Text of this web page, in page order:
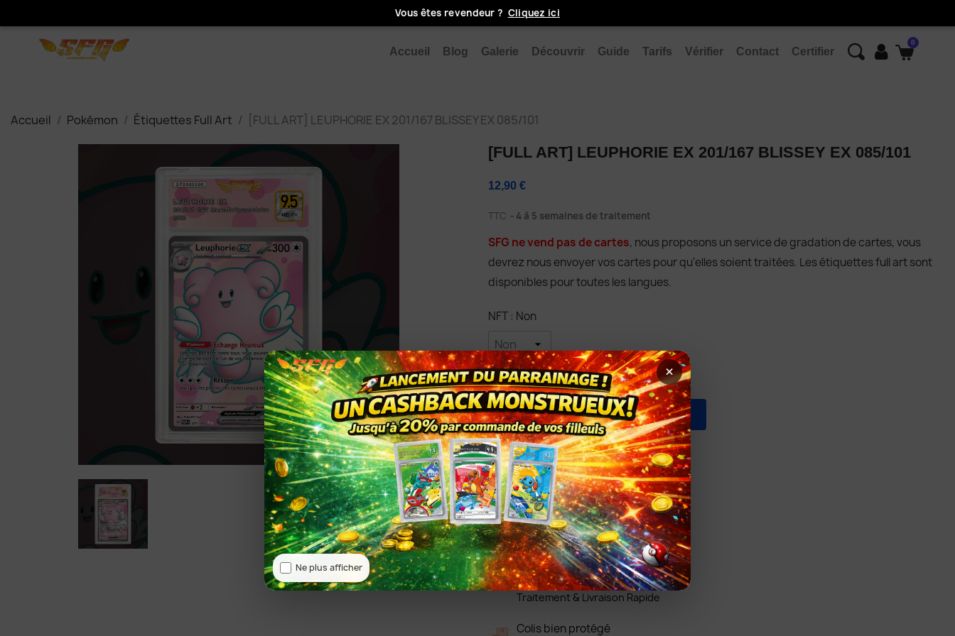
Vous êtes revendeur ? Cliquez ici
Accueil Blog Galerie Découvrir Guide Tarifs Vérifier Contact Certifier
Accueil Pokémon Étiquettes Full Art [FULL ART] LEUPHORIE EX 201/167 BLISSEY EX 085/101
[FULL ART] LEUPHORIE EX 201/167 BLISSEY EX 085/101
12,90 €
TTC 4 à 5 semaines de traitement
SFG ne vend pas de cartes, nous proposons un service de gradation de cartes, vous
devrez nous envoyer vos cartes pour qu'elles soient traitées. Les étiquettes full art sont
disponibles pour toutes les langues.
NFT : Non
Quantité
AJOUTER AU PANIER
Partager
Garanties sécurité
Transaction sécurisée
Rapide
Traitement & Livraison Rapide
Colis bien protégé
×
Ne plus afficher